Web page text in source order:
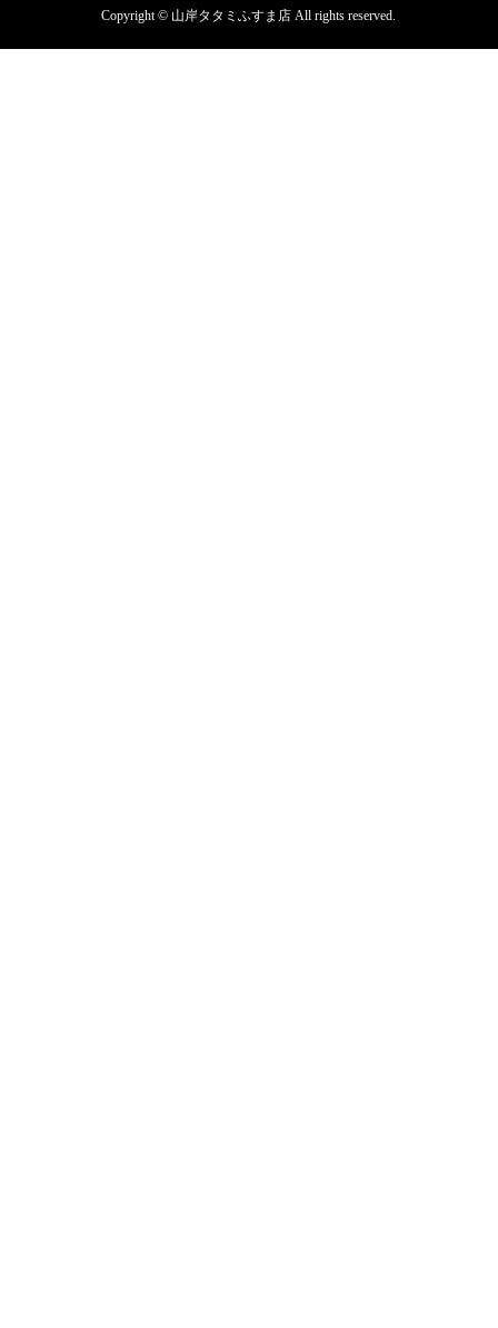
Copyright © 山岸タタミふすま店 All rights reserved.